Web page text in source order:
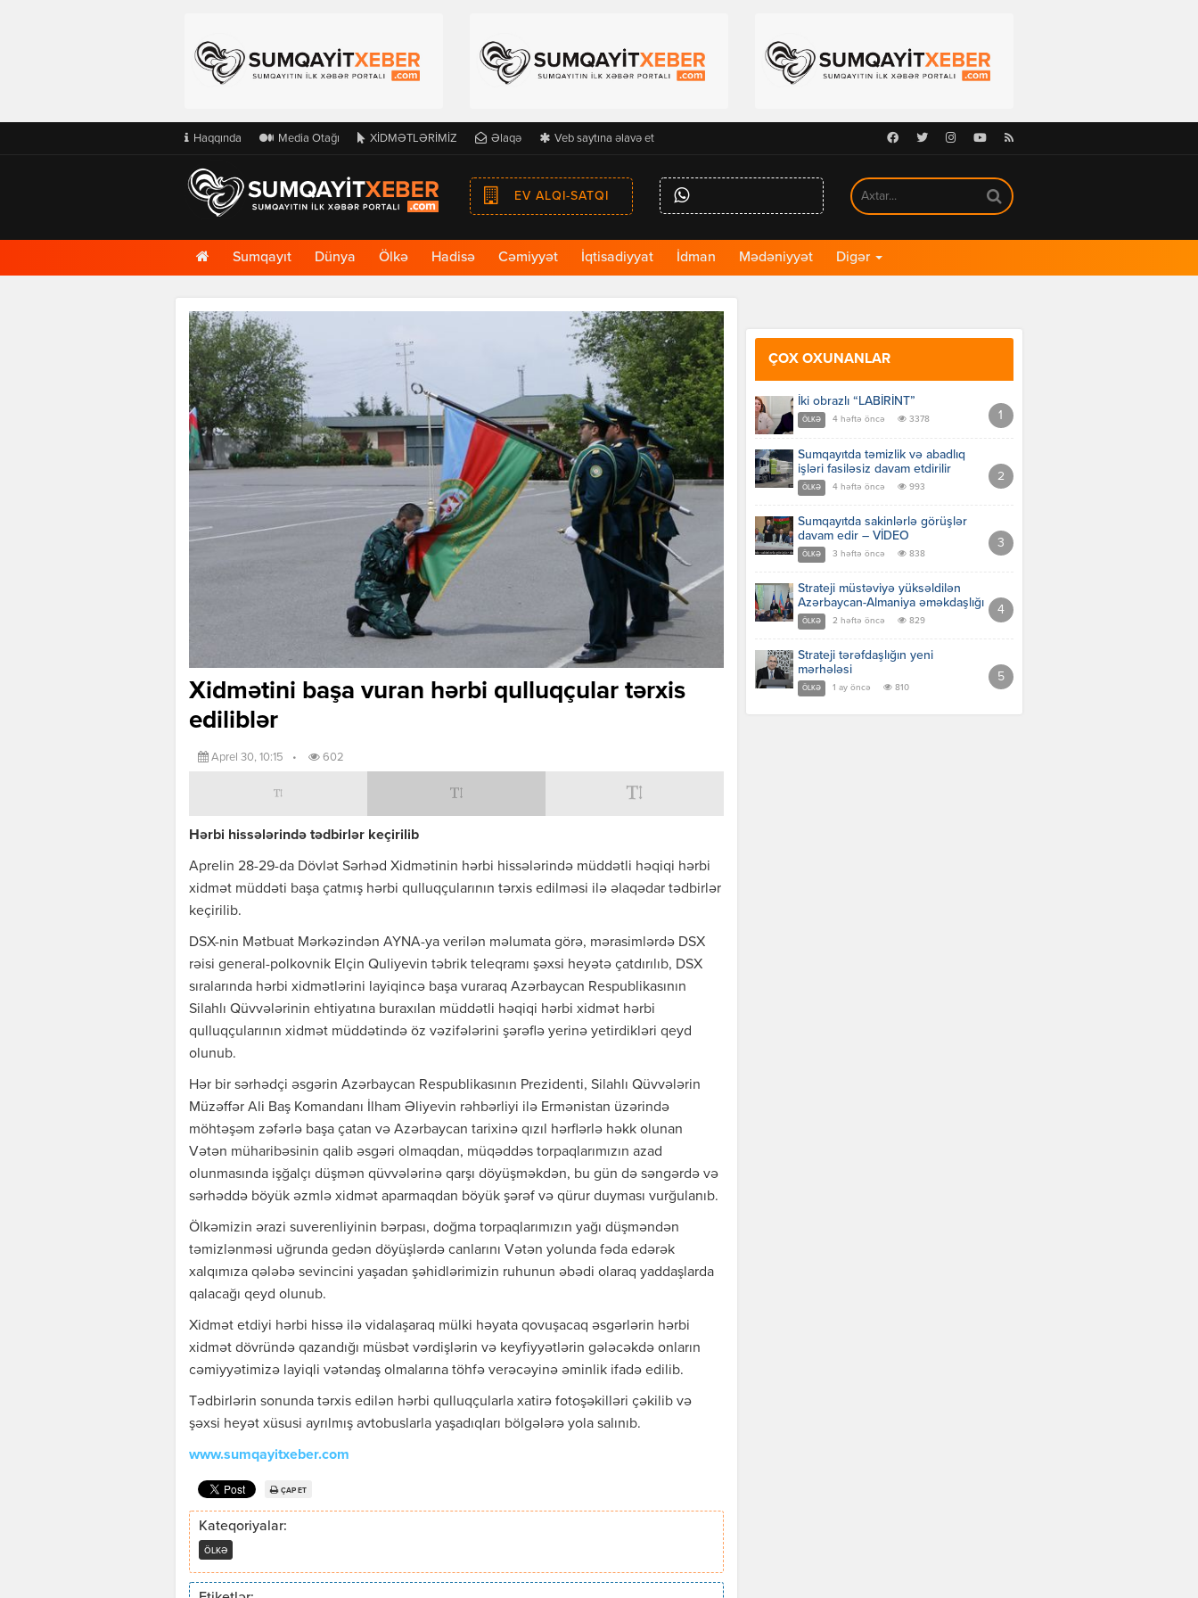
Haqqında Media Otağı XİDMƏTLƏRİMİZ Əlaqə Veb saytına əlavə et Facebook
TwitterInstagramYoutubeRSS
EV ALQI-SATQI
Ana
Səhifə
Sumqayıt Dünya Ölkə Hadisə Cəmiyyət İqtisadiyyat İdman Mədəniyyət Digər
Xidmətini başa vuran hərbi qulluqçular tərxis
ediliblər
Aprel 30, 10:15 • 602
Hərbi hissələrində tədbirlər keçirilib
Aprelin 28-29-da Dövlət Sərhəd Xidmətinin hərbi hissələrində müddətli həqiqi hərbi
xidmət müddəti başa çatmış hərbi qulluqçularının tərxis edilməsi ilə əlaqədar tədbirlər
keçirilib.
DSX-nin Mətbuat Mərkəzindən AYNA-ya verilən məlumata görə, mərasimlərdə DSX
rəisi general-polkovnik Elçin Quliyevin təbrik teleqramı şəxsi heyətə çatdırılıb, DSX
sıralarında hərbi xidmətlərini layiqincə başa vuraraq Azərbaycan Respublikasının
Silahlı Qüvvələrinin ehtiyatına buraxılan müddətli həqiqi hərbi xidmət hərbi
qulluqçularının xidmət müddətində öz vəzifələrini şərəflə yerinə yetirdikləri qeyd
olunub.
Hər bir sərhədçi əsgərin Azərbaycan Respublikasının Prezidenti, Silahlı Qüvvələrin
Müzəffər Ali Baş Komandanı İlham Əliyevin rəhbərliyi ilə Ermənistan üzərində
möhtəşəm zəfərlə başa çatan və Azərbaycan tarixinə qızıl hərflərlə həkk olunan
Vətən müharibəsinin qalib əsgəri olmaqdan, müqəddəs torpaqlarımızın azad
olunmasında işğalçı düşmən qüvvələrinə qarşı döyüşməkdən, bu gün də səngərdə və
sərhəddə böyük əzmlə xidmət aparmaqdan böyük şərəf və qürur duyması vurğulanıb.
Ölkəmizin ərazi suverenliyinin bərpası, doğma torpaqlarımızın yağı düşməndən
təmizlənməsi uğrunda gedən döyüşlərdə canlarını Vətən yolunda fəda edərək
xalqımıza qələbə sevincini yaşadan şəhidlərimizin ruhunun əbədi olaraq yaddaşlarda
qalacağı qeyd olunub.
Xidmət etdiyi hərbi hissə ilə vidalaşaraq mülki həyata qovuşacaq əsgərlərin hərbi
xidmət dövründə qazandığı müsbət vərdişlərin və keyfiyyətlərin gələcəkdə onların
cəmiyyətimizə layiqli vətəndaş olmalarına töhfə verəcəyinə əminlik ifadə edilib.
Tədbirlərin sonunda tərxis edilən hərbi qulluqçularla xatirə fotoşəkilləri çəkilib və
şəxsi heyət xüsusi ayrılmış avtobuslarla yaşadıqları bölgələrə yola salınıb.
www.sumqayitxeber.com
ÇAP ET
Kateqoriyalar:
ÖLKƏ
ÇOX OXUNANLAR
İki obrazlı “LABİRİNT”
ÖLKƏ 4 həftə öncə 3378
Sumqayıtda təmizlik və abadlıq
işləri fasiləsiz davam etdirilir
ÖLKƏ 4 həftə öncə 993
Sumqayıtda sakinlərlə görüşlər
davam edir – VİDEO
ÖLKƏ 3 həftə öncə 838
Strateji müstəviyə yüksəldilən
Azərbaycan-Almaniya əməkdaşlığı
ÖLKƏ 2 həftə öncə 829
Strateji tərəfdaşlığın yeni
mərhələsi
ÖLKƏ 1 ay öncə 810